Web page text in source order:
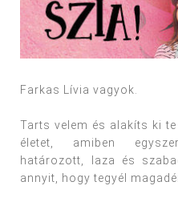
Farkas Lívia vagyok.
Tarts velem és alakíts ki
életet, amiben
határozott, laza és
annyit, hogy tegyél